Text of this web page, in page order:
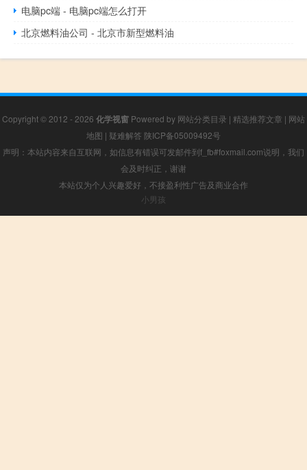
电脑pc端 - 电脑pc端怎么打开
北京燃料油公司 - 北京市新型燃料油
Copyright © 2012 - 2026 化学视窗 Powered by 网站分类目录 | 精选推荐文章 | 网站
地图 | 疑难解答 陕ICP备05009492号
声明：本站内容来自互联网，如信息有错误可发邮件到f_fb#foxmail.com说明，我们
会及时纠正，谢谢
本站仅为个人兴趣爱好，不接盈利性广告及商业合作
小男孩